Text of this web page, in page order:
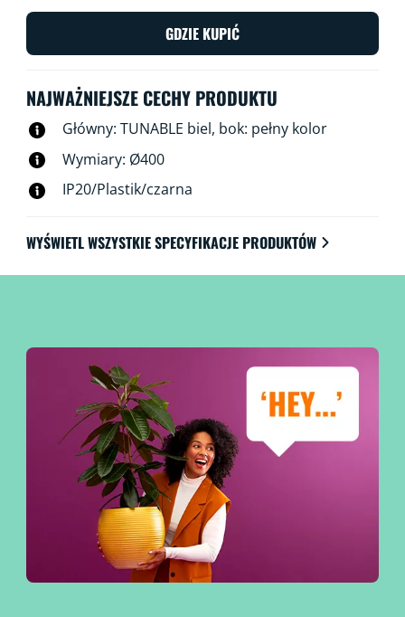
dzięki dwustrefowej lampie sufitowej Rune LED. Twórz
spersonalizowane aranżacje świetlne, generując w
strefie środkowej chłodne i jasne lub ciepłe i
w pełnej gamie kolorów, zapewniając za każdym razem
GDZIE KUPIĆ
NAJWAŻNIEJSZE CECHY PRODUKTU
Główny: TUNABLE biel, bok: pełny kolor
Wymiary: Ø400
IP20/Plastik/czarna
WYŚWIETL WSZYSTKIE SPECYFIKACJE PRODUKTÓW